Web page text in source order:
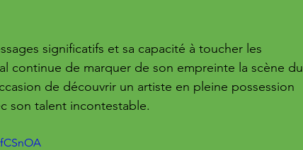
significatifs et sa capacité à toucher les
continue de marquer de son empreinte la scène du
de découvrir un artiste en pleine possession
son talent incontestable.